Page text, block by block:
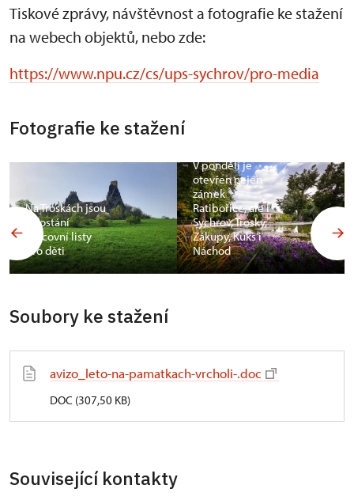
Tiskové zprávy, návštěvnost a fotografie ke stažení
na webech objektů, nebo zde:
https://www.npu.cz/cs/ups-sychrov/pro-media
Fotografie ke stažení
Na Troskách jsou
k dostání
pracovní listy
pro děti
V pondělí je
otevřen nejen
zámek
Ratibořice, ale i
Sychrov, Trosky,
Zákupy, Kuks i
Náchod
Soubory ke stažení
avizo_leto-na-pamatkach-vrcholi-.doc
DOC (307,50 KB)
Související kontakty